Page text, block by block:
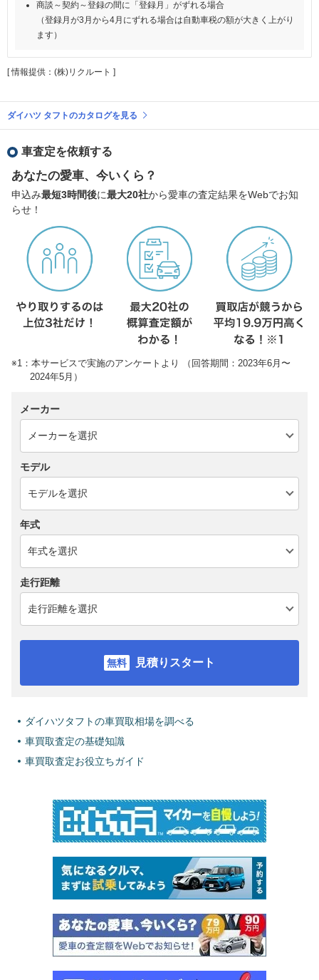
商談～契約～登録の間に「登録月」がずれる場合
（登録月が3月から4月にずれる場合は自動車税の額が大きく上がり
ます）
[ 情報提供：(株)リクルート ]
ダイハツ タフトのカタログを見る
車査定を依頼する
あなたの愛車、今いくら？
申込み最短3時間後に最大20社から愛車の査定結果をWebでお知
らせ！
※1：本サービスで実施のアンケートより （回答期間：2023年6月〜
2024年5月）
メーカー
モデル
年式
走行距離
見積りスタート
ダイハツタフトの車買取相場を調べる
車買取査定の基礎知識
車買取査定お役立ちガイド